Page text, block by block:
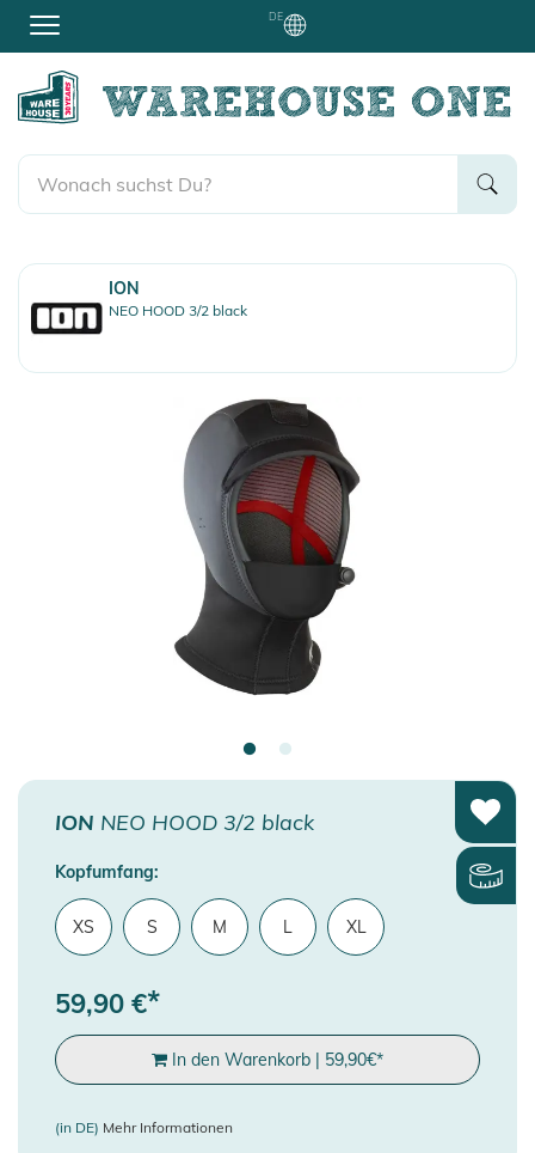
DE
ION
NEO HOOD 3/2 black
ION NEO HOOD 3/2 black
Kopfumfang:
XS S M L XL
59,90 €*
In den Warenkorb | 59,90€*
(in DE) Mehr Informationen